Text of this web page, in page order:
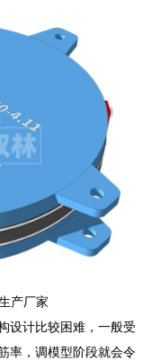
产厂家
设计比较困难，一般受
率，调模型阶段就会令